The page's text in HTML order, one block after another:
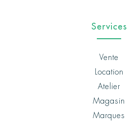
Services
Vente
Location
Atelier
Magasin
Marques